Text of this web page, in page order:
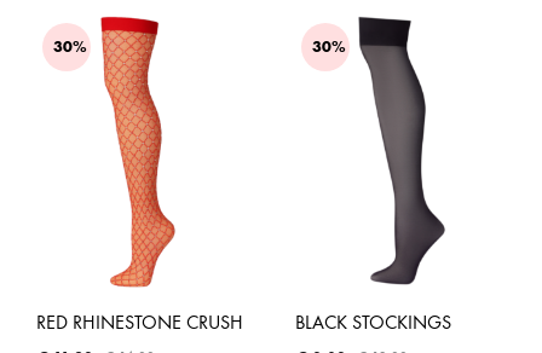
30%
RED RHINESTONE CRUSH
30%
BLACK STOCKINGS